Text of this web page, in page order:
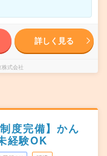
詳しく見る
式会社
度完備】かん
経験OK